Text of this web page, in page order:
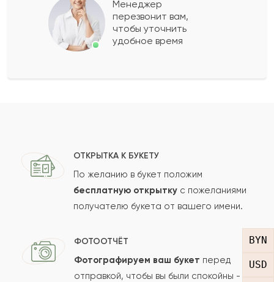
BYN
USD
Показать еще
Ваш e-mail
Отзыв
Менеджер
перезвонит вам,
чтобы уточнить
удобное время
ОТКРЫТКА К БУКЕТУ
По желанию в букет положим
бесплатную открытку с пожеланиями
получателю букета от вашего имени.
ФОТООТЧЁТ
Фотографируем ваш букет перед
отправкой, чтобы вы были спокойны -